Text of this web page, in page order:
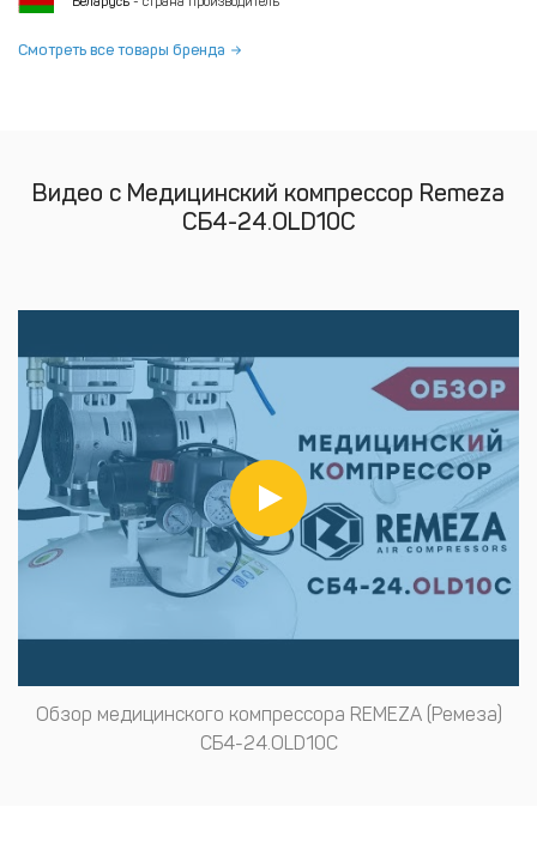
Смотреть все товары бренда
Видео с Медицинский компрессор Remeza
СБ4-24.OLD10C
Обзор медицинского компрессора REMEZA (Ремеза)
СБ4-24.OLD10С